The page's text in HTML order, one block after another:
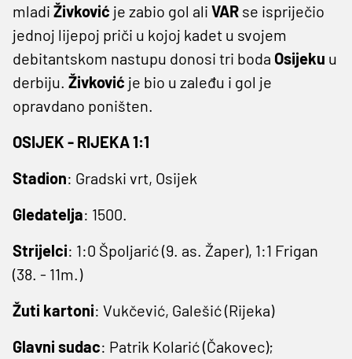
mladi Živković je zabio gol ali VAR se ispriječio
jednoj lijepoj priči u kojoj kadet u svojem
debitantskom nastupu donosi tri boda Osijeku u
derbiju. Živković je bio u zaleđu i gol je
opravdano poništen.
OSIJEK - RIJEKA 1:1
Stadion: Gradski vrt, Osijek
Gledatelja: 1500.
Strijelci: 1:0 Špoljarić (9. as. Žaper), 1:1 Frigan
(38. - 11m.)
Žuti kartoni: Vukčević, Galešić (Rijeka)
Glavni sudac: Patrik Kolarić (Čakovec);